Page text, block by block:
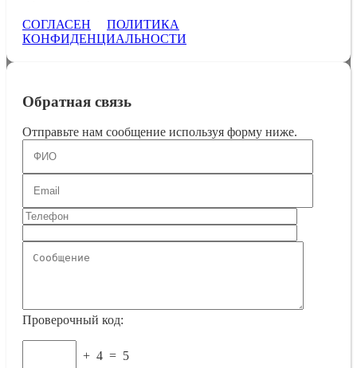
СОГЛАСЕН
ПОЛИТИКА
КОНФИДЕНЦИАЛЬНОСТИ
Обратная связь
Отправьте нам сообщение используя форму ниже.
Проверочный код:
+ 4 = 5